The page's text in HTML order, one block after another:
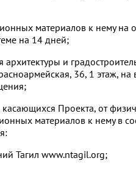
материалов к нему на
на 14 дней;
и
36, 1 этаж,
Проекта, от
материалов к нему в
Тагил www.ntagil.org;